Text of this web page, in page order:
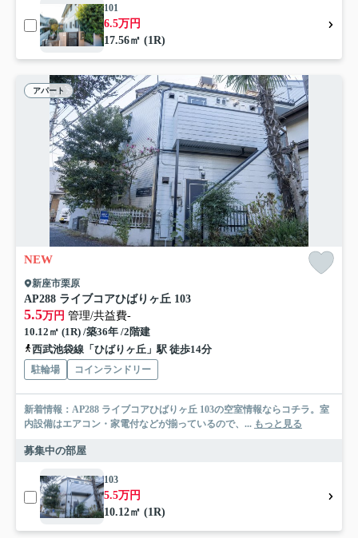
101
6.5万円
17.56㎡ (1R)
アパート
NEW
新座市栗原
AP288 ライブコアひばりヶ丘 103
5.5万円 管理/共益費-
10.12㎡ (1R) /築36年 /2階建
西武池袋線「ひばりヶ丘」駅 徒歩14分
駐輪場 コインランドリー
新着情報：AP288 ライブコアひばりヶ丘 103の空室情報ならコチラ。室
内設備はエアコン・家電付などが揃っているので、... もっと見る
募集中の部屋
103
5.5万円
10.12㎡ (1R)